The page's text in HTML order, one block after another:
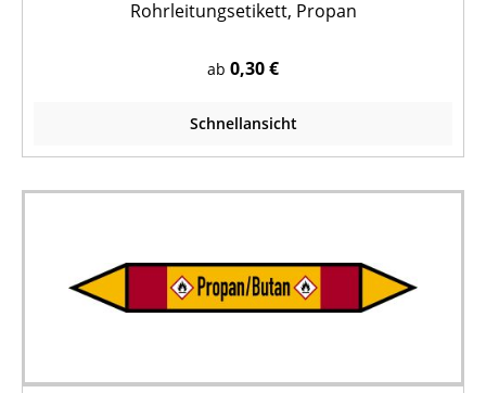
Rohrleitungsetikett, Propan
ab 0,30 €
Schnellansicht